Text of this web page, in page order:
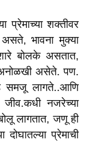
प्रेमाच्या शक्तीवर
भावना मुक्या
बोलके असतात,
अनोळखी असेते. पण.
समजू लागते..आणि
जीव.कधी नजरेच्या
लागतात, जणू ही
प्रेमाची